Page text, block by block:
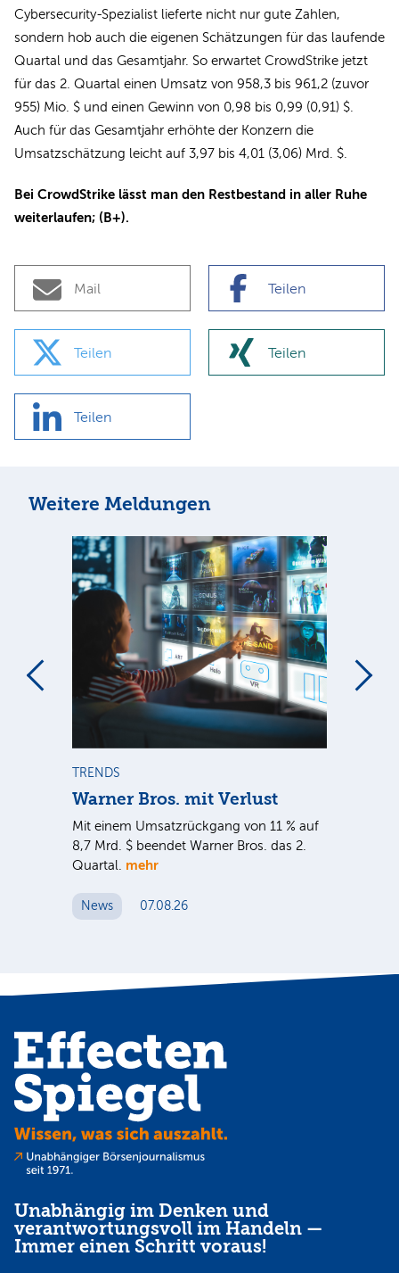
Cybersecurity-Spezialist lieferte nicht nur gute Zahlen,
sondern hob auch die eigenen Schätzungen für das laufende
Quartal und das Gesamtjahr. So erwartet CrowdStrike jetzt
für das 2. Quartal einen Umsatz von 958,3 bis 961,2 (zuvor
955) Mio. $ und einen Gewinn von 0,98 bis 0,99 (0,91) $.
Auch für das Gesamtjahr erhöhte der Konzern die
Umsatzschätzung leicht auf 3,97 bis 4,01 (3,06) Mrd. $.
Bei CrowdStrike lässt man den Restbestand in aller Ruhe
weiterlaufen; (B+).
Mail Teilen
Teilen Teilen
Teilen
Weitere Meldungen
TRENDS
Warner Bros. mit Verlust
Mit einem Umsatzrückgang von 11 % auf
8,7 Mrd. $ beendet Warner Bros. das 2.
Quartal. mehr
News 07.08.26
Unabhängig im Denken und
verantwortungsvoll im Handeln —
Immer einen Schritt voraus!